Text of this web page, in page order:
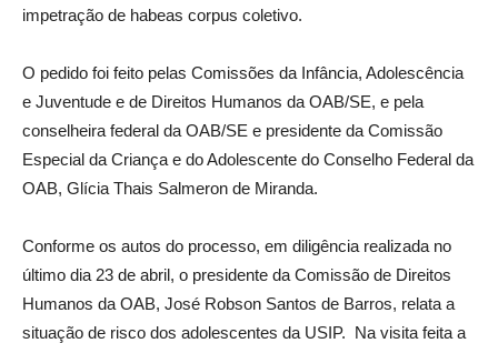
impetração de habeas corpus coletivo.
O pedido foi feito pelas Comissões da Infância, Adolescência
e Juventude e de Direitos Humanos da OAB/SE, e pela
conselheira federal da OAB/SE e presidente da Comissão
Especial da Criança e do Adolescente do Conselho Federal da
OAB, Glícia Thais Salmeron de Miranda.
Conforme os autos do processo, em diligência realizada no
último dia 23 de abril, o presidente da Comissão de Direitos
Humanos da OAB, José Robson Santos de Barros, relata a
situação de risco dos adolescentes da USIP. Na visita feita a